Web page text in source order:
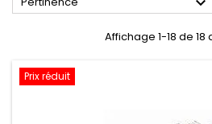
Affichage 1-18 de
Prix réduit